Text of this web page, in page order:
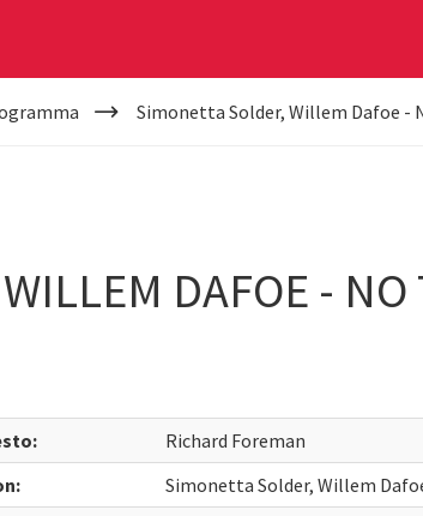
Simonetta Solder, Willem Dafoe -
DAFOE -
Richard Foreman
Simonetta Solder, Willem